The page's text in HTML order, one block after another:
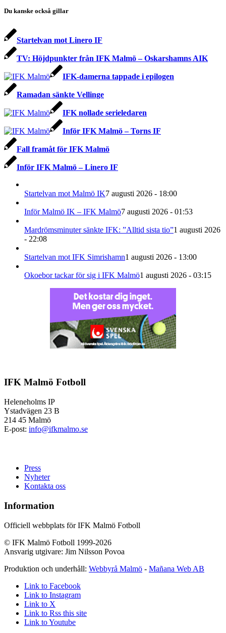
Du kanske också gillar
Startelvan mot Linero IF
TV: Höjdpunkter från IFK Malmö – Oskarshamns AIK
IFK-damerna tappade i epilogen
Ramadan sänkte Vellinge
IFK nollade serieledaren
Inför IFK Malmö – Torns IF
Fall framåt för IFK Malmö
Inför IFK Malmö – Linero IF
Startelvan mot Malmö IK7 augusti 2026 - 18:00
Inför Malmö IK – IFK Malmö7 augusti 2026 - 01:53
Mardrömsminuter sänkte IFK: ”Alltid sista tio”1 augusti 2026
- 22:08
Startelvan mot IFK Simrishamn1 augusti 2026 - 13:00
Okoebor tackar för sig i IFK Malmö1 augusti 2026 - 03:15
IFK Malmö Fotboll
Heleneholms IP
Ystadvägen 23 B
214 45 Malmö
E-post: info@ifkmalmo.se
Press
Nyheter
Kontakta oss
Information
Officiell webbplats för IFK Malmö Fotboll
© IFK Malmö Fotboll 1999-2026
Ansvarig utgivare: Jim Nilsson Povoa
Produktion och underhåll: Webbyrå Malmö - Mañana Web AB
Link to Facebook
Link to Instagram
Link to X
Link to Rss this site
Link to Youtube